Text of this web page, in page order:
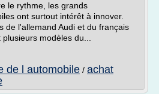
le rythme, les grands
ont surtout intérêt à innover.
de l'allemand Audi et du français
modèles du...
de l automobile / achat